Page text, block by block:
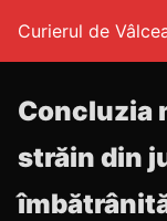
Curierul de
Concluzia
străin din